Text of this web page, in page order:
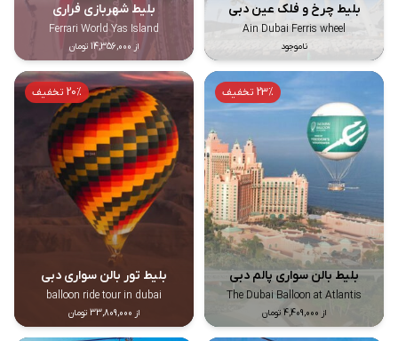
بلیط چرخ و فلک عین دبی
Ain Dubai Ferris wheel
ناموجود
بلیط شهربازی فراری
Ferrari World Yas Island
از 14,356,000 تومان
23% تخفیف
بلیط بالن سواری پالم دبی
The Dubai Balloon at Atlantis
از 4,409,000 تومان
20% تخفیف
بلیط تور بالن سواری دبی
balloon ride tour in dubai
از 33,809,000 تومان